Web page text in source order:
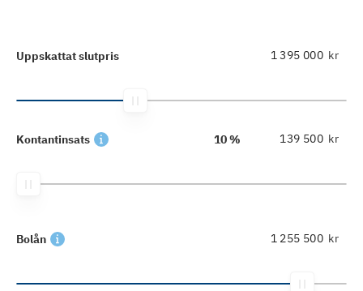
Uppskattat slutpris kr
Kontantinsats 10 % kr
Bolån kr